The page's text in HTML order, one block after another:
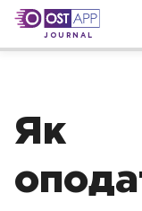
JOURNAL
Як